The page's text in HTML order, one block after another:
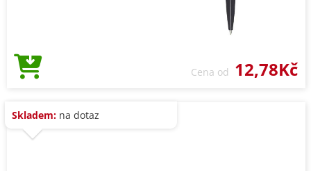
Cena od 12,78Kč
Skladem: na dotaz